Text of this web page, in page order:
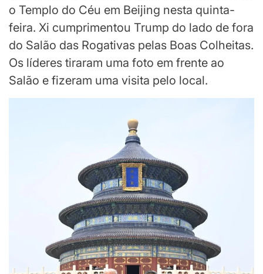
o Templo do Céu em Beijing nesta quinta-
feira. Xi cumprimentou Trump do lado de fora
do Salão das Rogativas pelas Boas Colheitas.
Os líderes tiraram uma foto em frente ao
Salão e fizeram uma visita pelo local.